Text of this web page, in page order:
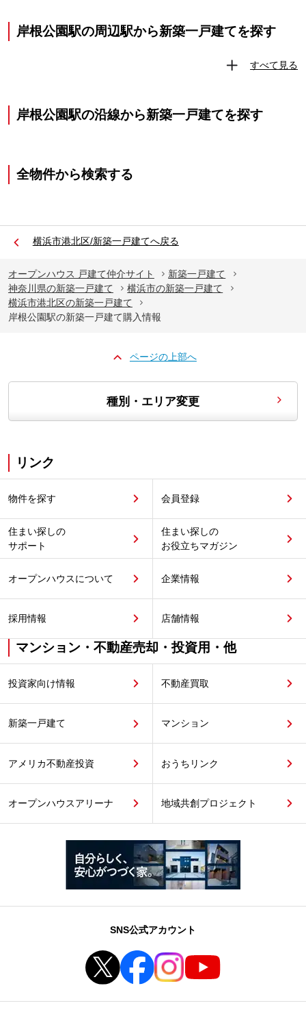
岸根公園駅の周辺駅から新築一戸建てを探す
すべて見る
岸根公園駅の沿線から新築一戸建てを探す
全物件から検索する
横浜市港北区/新築一戸建てへ戻る
オープンハウス 戸建て仲介サイト
新築一戸建て
神奈川県の新築一戸建て
横浜市の新築一戸建て
横浜市港北区の新築一戸建て
岸根公園駅の新築一戸建て購入情報
ページの上部へ
種別・エリア変更
リンク
物件を探す 会員登録
住まい探しの
サポート
住まい探しの
お役立ちマガジン
オープンハウスについて 企業情報
採用情報 店舗情報
マンション・不動産売却・投資用・他
投資家向け情報 不動産買取
新築一戸建て マンション
アメリカ不動産投資 おうちリンク
オープンハウスアリーナ 地域共創プロジェクト
SNS公式アカウント